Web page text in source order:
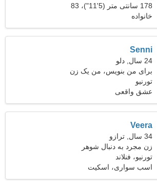
است
178 سانتی متر (5'11")، 83
کیلوگرم (182 پوند)
خانواده
Senni
24 سال, دلو
برای من بنویس، من یک زن
شهوانی هستم
تورنیو
عشق واقعی
Veera
34 سال, ترازو
زن مجرد به دنبال شوهر
تورنیو، فنلاند
اسب سواری، اسکیت